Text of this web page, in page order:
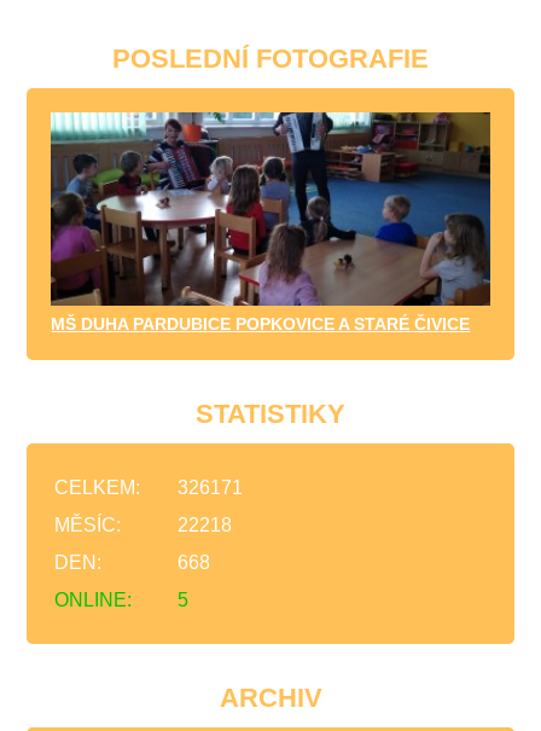
POSLEDNÍ FOTOGRAFIE
MŠ DUHA PARDUBICE POPKOVICE A STARÉ ČIVICE
STATISTIKY
ONLINE: 5
CELKEM:
326171
MĚSÍC:
22218
DEN:
668
ARCHIV